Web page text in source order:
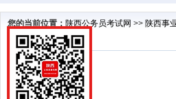
您的当前位置： 陕西公务员考试网 >> 陕西事